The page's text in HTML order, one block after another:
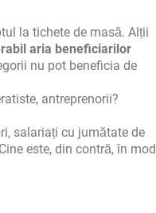
la tichete de masă. Alții
aria beneficiarilor
nu pot beneficia de
antreprenorii?
salariați cu jumătate de
este, din contră, în mod